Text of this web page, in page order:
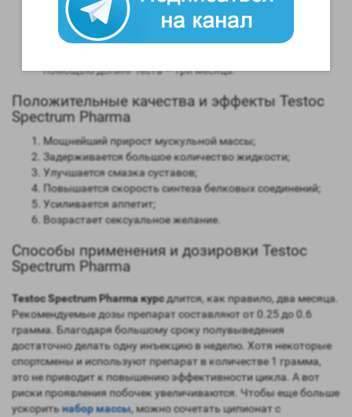
Степень нагрузки на печень – отсутствует;
Форма выпуска – инъекционная;
Длительность воздействия на организм – 15-16 дней;
помощью допинг теста – три месяца.
Положительные качества и эффекты Testoc
Spectrum Pharma
Мощнейший прирост мускульной массы;
Задерживается большое количество жидкости;
Улучшается смазка суставов;
Повышается скорость синтеза белковых соединений;
Усиливается аппетит;
Возрастает сексуальное желание.
Способы применения и дозировки Testoc
Spectrum Pharma
Testoc Spectrum Pharma курсдлится, как правило, два месяца.
Рекомендуемые дозы препарат составляют от 0.25 до 0.6
грамма. Благодаря большому сроку полувыведения
достаточно делать одну инъекцию в неделю. Хотя некоторые
спортсмены и используют препарат в количестве 1 грамма,
это не приводит к повышению эффективности цикла. А вот
риски проявления побочек увеличиваются. Чтобы еще больше
ускоритьнабор массы, можно сочетать ципионат с